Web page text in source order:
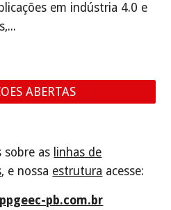
em indústria 4.0 e
ABERTAS
sobre as linhas de
, e nossa estrutura acesse:
pb.com.br